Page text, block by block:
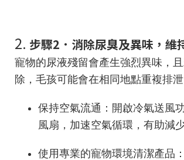
2. 步驟2．消除尿臭及異味，維
寵物的尿液殘留會產生強烈異味，
除，毛孩可能會在相同地點重複排泄
保持空氣流通：開啟冷氣送風
風扇，加速空氣循環，有助減
使用專業的寵物環境清潔產品